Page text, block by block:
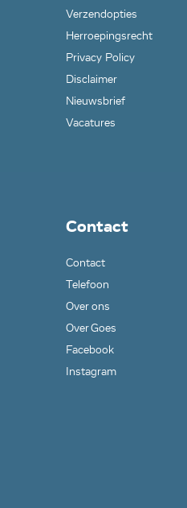
Verzendopties
Herroepingsrecht
Privacy Policy
Disclaimer
Nieuwsbrief
Vacatures
Contact
Contact
Telefoon
Over ons
Over Goes
Facebook
Instagram